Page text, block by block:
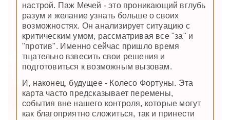
настрой. Паж Мечей - это проникающий вглубь
разум и желание узнать больше о своих
возможностях. Он анализирует ситуацию с
критическим умом, рассматривая все "за" и
"против". Именно сейчас пришло время
тщательно взвесить свои решения и
подготовиться к возможным вызовам.
И, наконец, будущее - Колесо Фортуны. Эта
карта часто предсказывает перемены,
события вне нашего контроля, которые могут
как благоприятно сложиться, так и принести